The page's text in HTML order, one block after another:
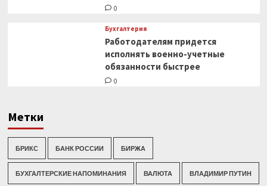
0
Бухгалтерия
Работодателям придется
исполнять военно-учетные
обязанности быстрее
0
Метки
БРИКС БАНК РОССИИ БИРЖА
БУХГАЛТЕРСКИЕ НАПОМИНАНИЯ ВАЛЮТА ВЛАДИМИР ПУТИН